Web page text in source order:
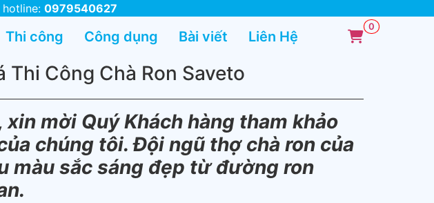
0979540627
Thi công Công dụng Bài viết Liên Hệ
Thi Công Chà Ron Saveto
mời Quý Khách hàng tham khảo
chúng tôi. Đội ngũ thợ chà ron của
màu sắc sáng đẹp từ đường ron